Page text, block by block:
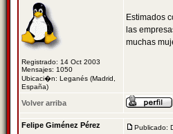
Registrado: 14 Oct 2003
Mensajes: 1050
Ubicaci�n: Leganés (Madrid,
España)
Estimados
las
muchas
Volver arriba
Felipe Giménez Pérez Publicado: